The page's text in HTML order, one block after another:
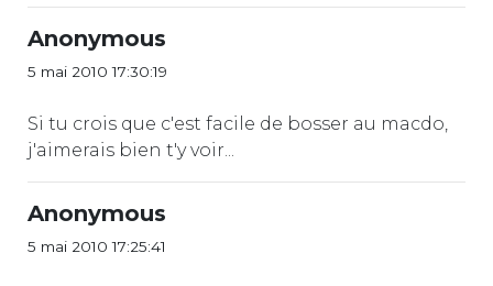
Anonymous
5 mai 2010 17:30:19
Si tu crois que c'est facile de bosser au macdo,
j'aimerais bien t'y voir...
Anonymous
5 mai 2010 17:25:41